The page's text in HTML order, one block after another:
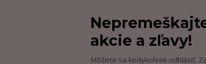
akcie a zľavy!
Môžete sa kedykoľvek odhlásiť.